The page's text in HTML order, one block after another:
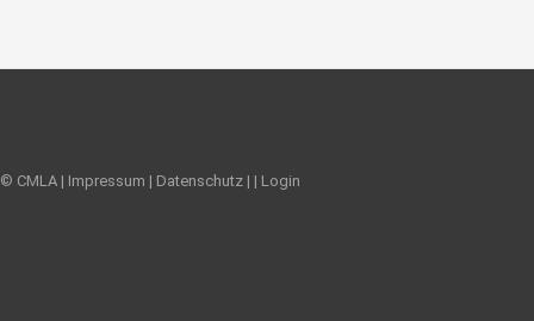
© CMLA | Impressum | Datenschutz | | Login